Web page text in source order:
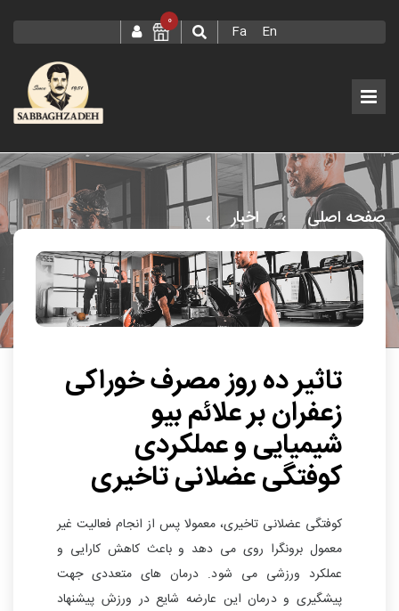
Fa En
0
صفحه اصلی اخبار
تاثير ده روز مصرف خوراکي زعفران بر علائم بيو شيميايي و
عملکردي کوفتگي عضلاني تاخيري
تاثیر ده روز مصرف خوراکی
زعفران بر علائم بیو
شیمیایی و عملکردی
کوفتگی عضلانی تاخیری
کوفتگی عضلانی تاخیری، معمولا پس از انجام فعالیت غیر
معمول برونگرا روی می دهد و باعث کاهش کارایی و
عملکرد ورزشی می شود. درمان های متعددی جهت
پیشگیری و درمان این عارضه شایع در ورزش پیشنهاد